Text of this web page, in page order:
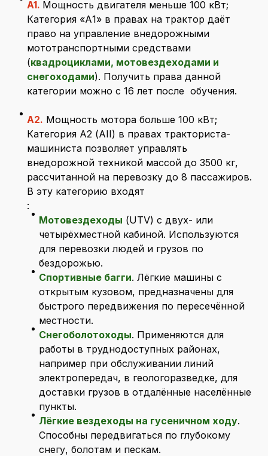
A1. Мощность двигателя меньше 100 кВт;
Категория «А1» в правах на трактор даёт
право на управление внедорожными
мототранспортными средствами
(квадроциклами, мотовездеходами и
снегоходами). Получить права данной
категории можно с 16 лет после обучения.
A2. Мощность мотора больше 100 кВт;
Категория А2 (AII) в правах тракториста-
машиниста позволяет управлять
внедорожной техникой массой до 3500 кг,
рассчитанной на перевозку до 8 пассажиров.
В эту категорию входят
:
Мотовездеходы (UTV) с двух- или
четырёхместной кабиной. Используются
для перевозки людей и грузов по
бездорожью.
Спортивные багги. Лёгкие машины с
открытым кузовом, предназначены для
быстрого передвижения по пересечённой
местности.
Снегоболотоходы. Применяются для
работы в труднодоступных районах,
например при обслуживании линий
электропередач, в геологоразведке, для
доставки грузов в отдалённые населённые
пункты.
Лёгкие вездеходы на гусеничном ходу.
Способны передвигаться по глубокому
снегу, болотам и пескам.